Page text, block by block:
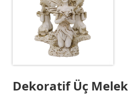
Dekoratif Üç